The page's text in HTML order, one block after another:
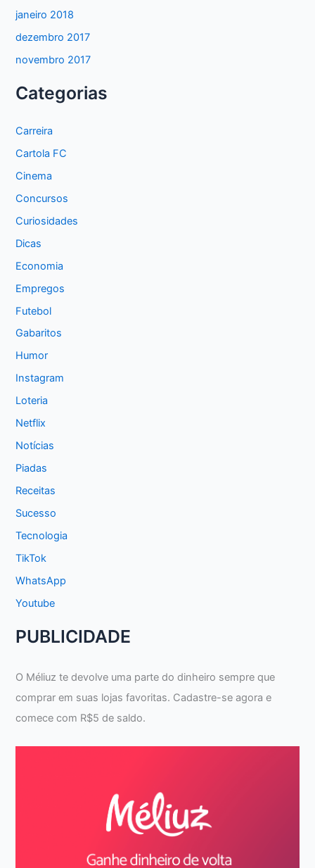
janeiro 2018
dezembro 2017
novembro 2017
Categorias
Carreira
Cartola FC
Cinema
Concursos
Curiosidades
Dicas
Economia
Empregos
Futebol
Gabaritos
Humor
Instagram
Loteria
Netflix
Notícias
Piadas
Receitas
Sucesso
Tecnologia
TikTok
WhatsApp
Youtube
PUBLICIDADE
O Méliuz te devolve uma parte do dinheiro sempre que
comprar em suas lojas favoritas. Cadastre-se agora e
comece com R$5 de saldo.